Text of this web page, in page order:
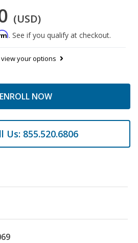
(USD)
. See if you qualify at checkout.
view your options
ENROLL NOW
Us: 855.520.6806